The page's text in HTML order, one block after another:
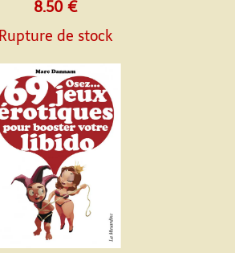
8.50 €
Rupture de stock